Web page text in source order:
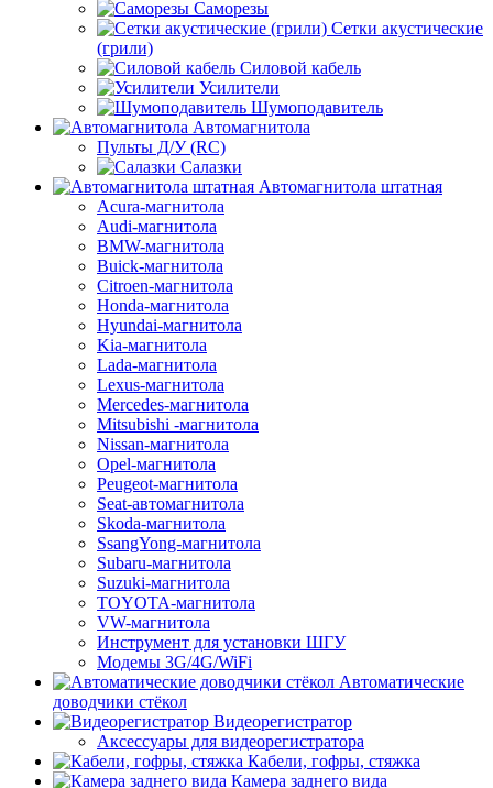
Саморезы
Сетки акустические
(грили)
Силовой кабель
Усилители
Шумоподавитель
Автомагнитола
Пульты Д/У (RC)
Салазки
Автомагнитола штатная
Acura-магнитола
Audi-магнитола
BMW-магнитола
Buick-магнитола
Citroen-магнитола
Honda-магнитола
Hyundai-магнитола
Kia-магнитола
Lada-магнитола
Lexus-магнитола
Mercedes-магнитола
Mitsubishi -магнитола
Nissan-магнитола
Opel-магнитола
Peugeot-магнитола
Seat-автомагнитола
Skoda-магнитола
SsangYong-магнитола
Subaru-магнитола
Suzuki-магнитола
TOYOTA-магнитола
VW-магнитола
Инструмент для установки ШГУ
Модемы 3G/4G/WiFi
Автоматические
доводчики стёкол
Видеорегистратор
Аксессуары для видеорегистратора
Кабели, гофры, стяжка
Камера заднего вида